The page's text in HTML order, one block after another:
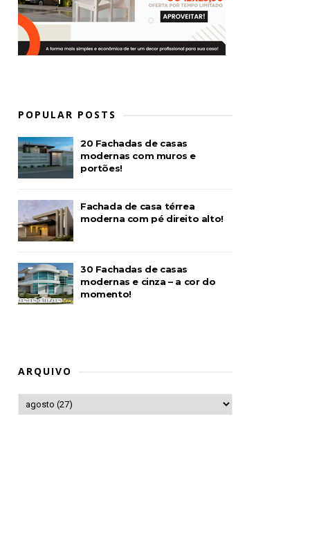
POPULAR POSTS
20 Fachadas de casas
modernas com muros e
portões!
Fachada de casa térrea
moderna com pé direito alto!
30 Fachadas de casas
modernas e cinza – a cor do
momento!
ARQUIVO